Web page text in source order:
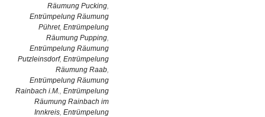
Räumung Pucking,
Entrümpelung Räumung
Pühret, Entrümpelung
Räumung Pupping,
Entrümpelung Räumung
Putzleinsdorf, Entrümpelung
Räumung Raab,
Entrümpelung Räumung
Rainbach i.M., Entrümpelung
Räumung Rainbach im
Innkreis, Entrümpelung